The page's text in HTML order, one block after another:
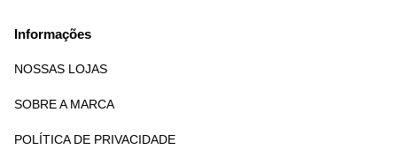
Informações
NOSSAS LOJAS
SOBRE A MARCA
POLÍTICA DE PRIVACIDADE